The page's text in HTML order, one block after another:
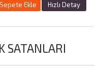
Sepete Ekle Hızlı Detay
SATANLARI